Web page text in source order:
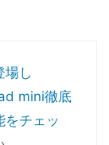
場し
mini徹底
をチェッ